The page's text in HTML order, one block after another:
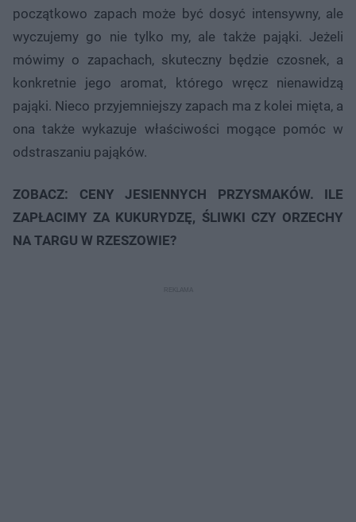
początkowo zapach może być dosyć intensywny, ale
wyczujemy go nie tylko my, ale także pająki. Jeżeli
mówimy o zapachach, skuteczny będzie czosnek, a
konkretnie jego aromat, którego wręcz nienawidzą
pająki. Nieco przyjemniejszy zapach ma z kolei mięta, a
ona także wykazuje właściwości mogące pomóc w
odstraszaniu pająków.
ZOBACZ: CENY JESIENNYCH PRZYSMAKÓW. ILE
ZAPŁACIMY ZA KUKURYDZĘ, ŚLIWKI CZY ORZECHY
NA TARGU W RZESZOWIE?